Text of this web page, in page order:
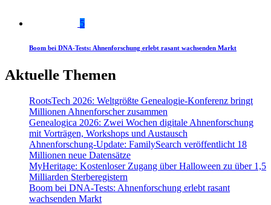
5
Boom bei DNA-Tests: Ahnenforschung erlebt rasant wachsenden Markt
Aktuelle Themen
RootsTech 2026: Weltgrößte Genealogie-Konferenz bringt
Millionen Ahnenforscher zusammen
Genealogica 2026: Zwei Wochen digitale Ahnenforschung
mit Vorträgen, Workshops und Austausch
Ahnenforschung-Update: FamilySearch veröffentlicht 18
Millionen neue Datensätze
MyHeritage: Kostenloser Zugang über Halloween zu über 1,5
Milliarden Sterberegistern
Boom bei DNA-Tests: Ahnenforschung erlebt rasant
wachsenden Markt